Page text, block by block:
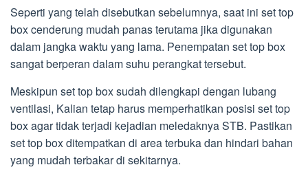
Seperti yang telah disebutkan sebelumnya, saat ini set top
box cenderung mudah panas terutama jika digunakan
dalam jangka waktu yang lama. Penempatan set top box
sangat berperan dalam suhu perangkat tersebut.
Meskipun set top box sudah dilengkapi dengan lubang
ventilasi, Kalian tetap harus memperhatikan posisi set top
box agar tidak terjadi kejadian meledaknya STB. Pastikan
set top box ditempatkan di area terbuka dan hindari bahan
yang mudah terbakar di sekitarnya.